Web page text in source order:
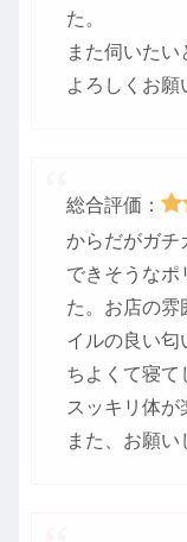
た。
また伺いたい
よろしくお願
総合評価：
からだがガチ
できそうなポ
た。お店の雰
イルの良い匂
ちよくて寝て
スッキリ体が
また、お願い